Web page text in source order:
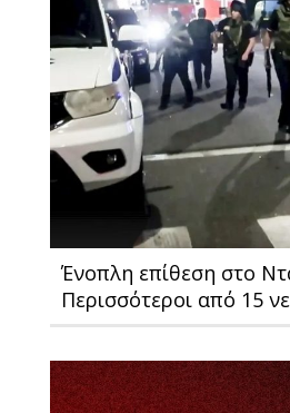
Ένοπλη επίθεση στο
Περισσότεροι από 15